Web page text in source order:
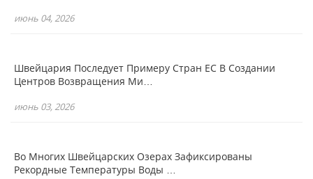
июнь 04, 2026
Швейцария Последует Примеру Стран ЕС В Создании
Центров Возвращения Ми…
июнь 03, 2026
Во Многих Швейцарских Озерах Зафиксированы
Рекордные Температуры Воды …